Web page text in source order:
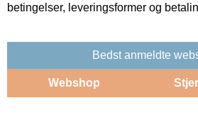
betingelser, leveringsformer og
Bedst anmeldte
Webshop